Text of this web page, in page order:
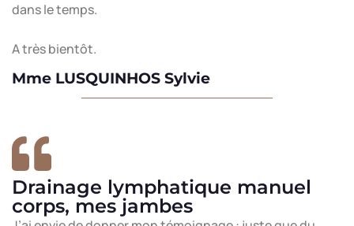
dans le temps.
A très bientôt.
Mme LUSQUINHOS Sylvie
Drainage lymphatique manuel
corps, mes jambes